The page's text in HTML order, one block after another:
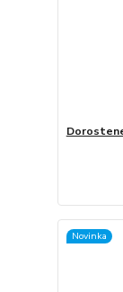
Novinka